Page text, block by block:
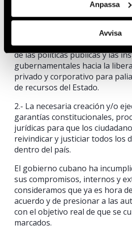
Anpassa
Avvisa
Las recomendaciones que
cubano son:
1.- La mejora de los derechos
culturales en Cuba pasa por el
de las políticas públicas y las
gubernamentales hacia la
privado y corporativo para
de recursos del Estado.
2.- La necesaria creación y/o
garantías constitucionales,
jurídicas para que los
reivindicar y justiciar todos los
dentro del país.
El gobierno cubano ha
sus compromisos, internos y
consideramos que ya es hora
acuerdo y de presionar a las
con el objetivo real de que se
marcados.